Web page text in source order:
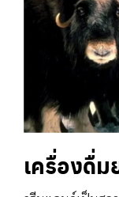
เครื่องดื่